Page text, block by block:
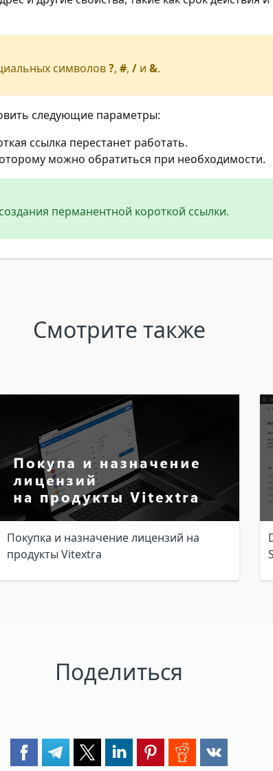
символов?, #, / и &.
следующие параметры:
ссылка перестанет работать.
можно обратиться при необходимости.
перманентной короткой ссылки.
Смотрите также
Покупка и назначение лицензий на
продукты Vitextra
Поделиться